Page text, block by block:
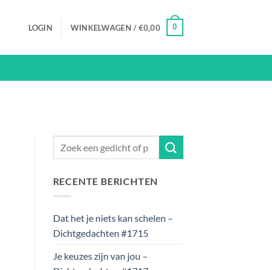
LOGIN WINKELWAGEN / €0,00 0
RECENTE BERICHTEN
Dat het je niets kan schelen –
Dichtgedachten #1715
Je keuzes zijn van jou –